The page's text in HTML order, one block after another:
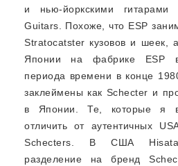
и нью-йоркскими
Guitars. Похоже, что ESP
Stratocatster кузовов и шеек,
Японии на фабрике ESP в
периода времени в конце
заклеймены как Schecter и
в Японии. Те, которые я
отличить от аутентичных
Schecters. В США
разделение на бренд